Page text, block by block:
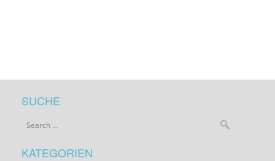
SUCHE
KATEGORIEN